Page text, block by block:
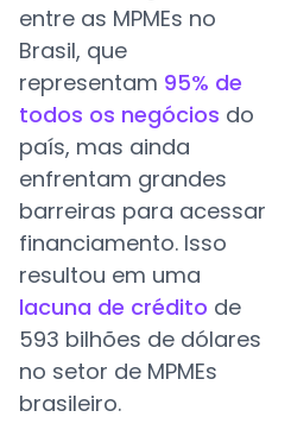
entre as MPMEs no
Brasil, que
representam 95% de
todos os negócios do
país, mas ainda
enfrentam grandes
barreiras para acessar
financiamento. Isso
resultou em uma
lacuna de crédito de
593 bilhões de dólares
no setor de MPMEs
brasileiro.